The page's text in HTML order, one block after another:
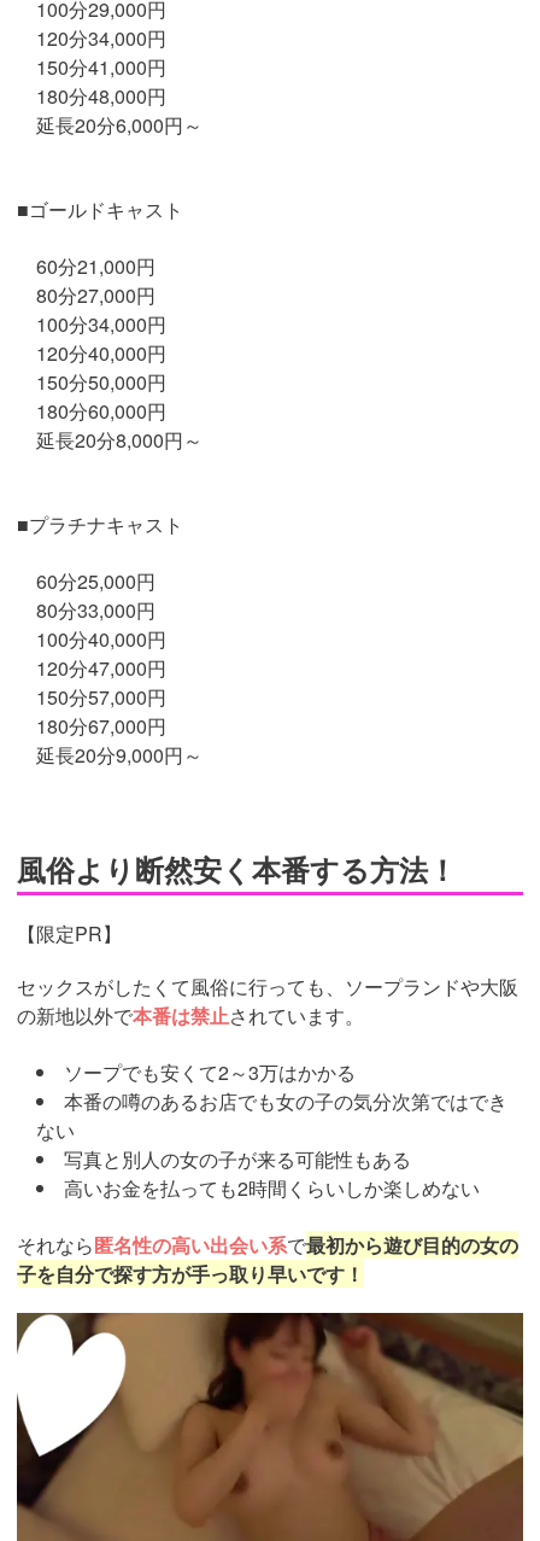
100分29,000円
120分34,000円
150分41,000円
180分48,000円
延長20分6,000円～
■ゴールドキャスト
60分21,000円
80分27,000円
100分34,000円
120分40,000円
150分50,000円
180分60,000円
延長20分8,000円～
■プラチナキャスト
60分25,000円
80分33,000円
100分40,000円
120分47,000円
150分57,000円
180分67,000円
延長20分9,000円～
風俗より断然安く本番する方法！
【限定PR】
セックスがしたくて風俗に行っても、ソープランドや大阪
の新地以外で本番は禁止されています。
ソープでも安くて2～3万はかかる
本番の噂のあるお店でも女の子の気分次第ではでき
ない
写真と別人の女の子が来る可能性もある
高いお金を払っても2時間くらいしか楽しめない
それなら匿名性の高い出会い系で最初から遊び目的の女の
子を自分で探す方が手っ取り早いです！
https://pcmax.jp/lp/?
ad_id=rm307152